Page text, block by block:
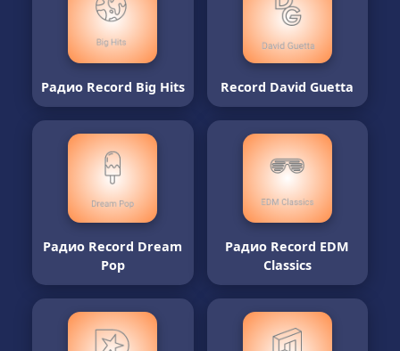
Радио Record Big Hits Record David Guetta
Радио Record Dream
Pop
Радио Record EDM
Classics